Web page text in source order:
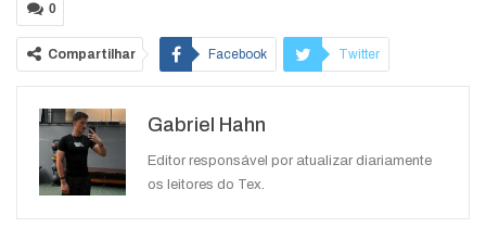
0
Compartilhar Facebook Twitter
WhatsApp
Gabriel Hahn
Editor responsável por atualizar diariamente
os leitores do Tex.